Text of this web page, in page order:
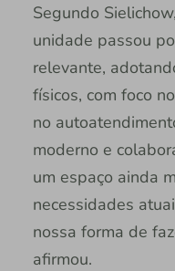
Segundo
unidade passou
relevante,
físicos, com foco
no
moderno e
um espaço ainda
necessidades
nossa forma de
afirmou.